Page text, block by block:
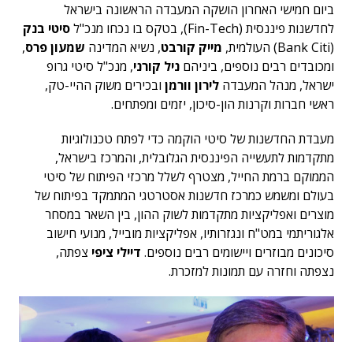
ביום חמישי האחרון הושקה המעבדה הראשונה בישראל
לחדשנות פיננסית (Fin-Tech), בטקס בו נכחו מנכ"ל
סיטי בנק
(Bank Citi) העולמית,
מייק קורבט, נשיא המדינה שמעון פרס,
ומכובדים רבים נוספים, ביניהם ניל קורני, מנכ"ל סיטי גרופ
ישראל, מנהל המעבדה לירון וורמן ובכירים משוק ההיי-טק,
ראשי חברות וקרנות הון-סיכון, יזמים ומפתחים.
מעבדת החדשנות של סיטי הוקמה כדי לפתח טכנולוגיות
מתקדמות לתעשייה הפיננסית הגלובלית, והמרכז בישראל,
הממוקם ברמת החייל, מצטרף לשלל מרכזי הפיתוח של סיטי
בעולם ומשמש כמרכז חדשנות אסטרטגי המתמקד בפיתוח של
מוצרים ואפליקציות מתקדמות לשוק ההון, בין השאר במסחר
אלגוריתמי במט"ח ונגזרותיו, אפליקציות מובייל, מנועי חישוב
סיכונים מבוזרים ויישומים רבים נוספים. דיילי ציפי צפתה,
נצפתה וחזרה עם תמונות למזכרת.